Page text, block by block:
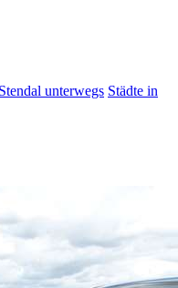
unterwegs Städte in